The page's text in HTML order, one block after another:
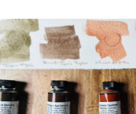
Productos
Eventos
Blog